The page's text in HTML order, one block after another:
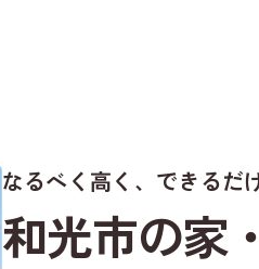
なるべく高く、できるだ
和光市の家